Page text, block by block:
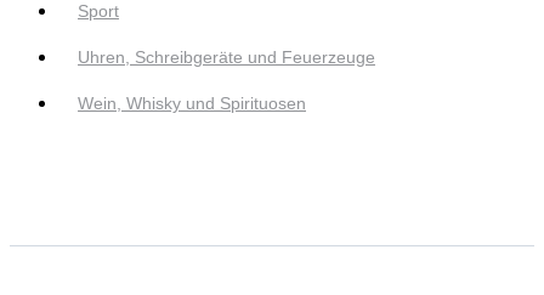
Sport
Uhren, Schreibgeräte und Feuerzeuge
Wein, Whisky und Spirituosen